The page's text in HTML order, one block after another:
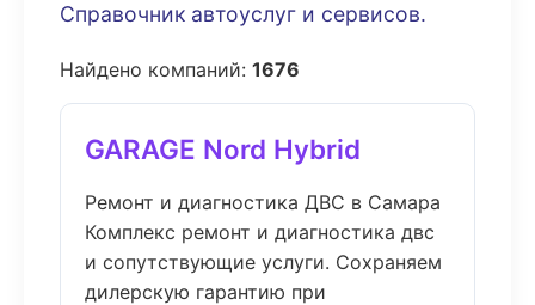
Справочник автоуслуг и сервисов.
Найдено компаний: 1676
GARAGE Nord Hybrid
Ремонт и диагностика ДВС в Самара
Комплекс ремонт и диагностика двс
и сопутствующие услуги. Сохраняем
дилерскую гарантию при